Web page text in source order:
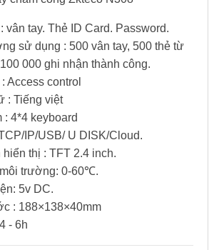
vân tay. Thẻ ID Card. Password.
sử dụng : 500 vân tay, 500 thẻ từ
000 ghi nhận thành công.
Access control
: Tiếng việt
: 4*4 keyboard
IP/USB/ U DISK/Cloud.
hiển thị : TFT 2.4 inch.
trường: 0-60℃.
5v DC.
: 188×138×40mm
- 6h